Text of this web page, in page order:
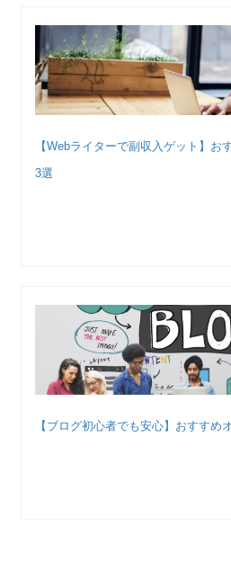
【Webライターで副収入ゲット】お
3選
【ブログ初心者でも安心】おすすめ